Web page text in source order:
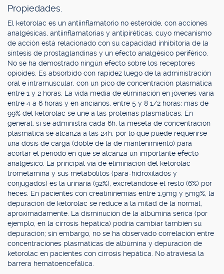
Propiedades.
El ketorolac es un antiinflamatorio no esteroide, con acciones
analgésicas, antiinflamatorias y antipiréticas, cuyo mecanismo
de acción está relacionado con su capacidad inhibitoria de la
síntesis de prostaglandinas y un efecto analgésico periférico.
No se ha demostrado ningún efecto sobre los receptores
opioides. Es absorbido con rapidez luego de la administración
oral e intramuscular, con un pico de concentración plasmática
entre 1 y 2 horas. La vida media de eliminación en jóvenes varía
entre 4 a 6 horas y en ancianos, entre 5 y 8 1/2 horas; más de
99% del ketorolac se une a las proteínas plasmáticas. En
general, si se administra cada 6h, la meseta de concentración
plasmática se alcanza a las 24h, por lo que puede requerirse
una dosis de carga (doble de la de mantenimiento) para
acortar el período en que se alcanza un importante efecto
analgésico. La principal vía de eliminación del ketorolac
trometamina y sus metabolitos (para-hidroxilados y
conjugados) es la urinaria (92%), excretándose el resto (6%) por
heces. En pacientes con creatininemias entre 1,9mg y 5mg%, la
depuración de ketorolac se reduce a la mitad de la normal,
aproximadamente. La disminución de la albúmina sérica (por
ejemplo, en la cirrosis hepática) podría cambiar también su
depuración; sin embargo, no se ha observado correlación entre
concentraciones plasmáticas de albúmina y depuración de
ketorolac en pacientes con cirrosis hepática. No atraviesa la
barrera hematoencefálica.